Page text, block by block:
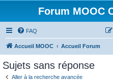
Forum MOOC
FAQ
Accueil MOOC Accueil Forum
Sujets sans réponse
Aller à la recherche avancée